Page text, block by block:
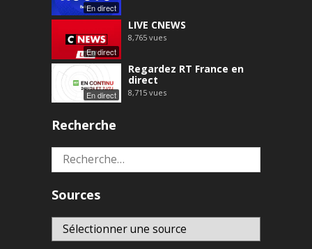
En direct
En direct
LIVE CNEWS
8,765 vues
En direct
Regardez RT France en
direct
8,715 vues
Recherche
Rechercher :
Sources